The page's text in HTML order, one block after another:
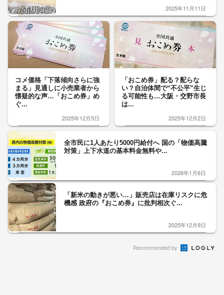
2025年11月11日
コメ価格「下落傾向さらに強
まる」見通しに小売業者から
懐疑的な声…「おこめ券」め
ぐ...
2025年12月5日
「おこめ券」配る？配らな
い？自治体間で“不公平”生じ
る可能性も…大阪・交野市長
は...
2025年12月2日
全市民に1人あたり5000円給付へ 国の「物価高騰
対策」上下水道の基本料金無料や...
2026年1月6日
「新米の動きが悪い…」販売店は在庫リスクに危
機感 政府の『おこめ券』に批判相次ぐ...
2025年12月9日
Recommended by